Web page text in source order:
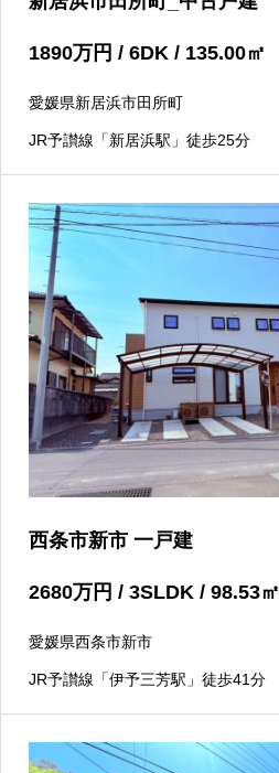
1890万円 / 6DK / 135.00㎡
愛媛県新居浜市田所町
JR予讃線「新居浜駅」徒歩25分
西条市新市 一戸建
2680万円 / 3SLDK / 98.53㎡
愛媛県西条市新市
JR予讃線「伊予三芳駅」徒歩41分